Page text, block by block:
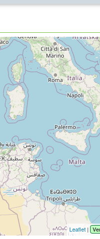
Leaflet |